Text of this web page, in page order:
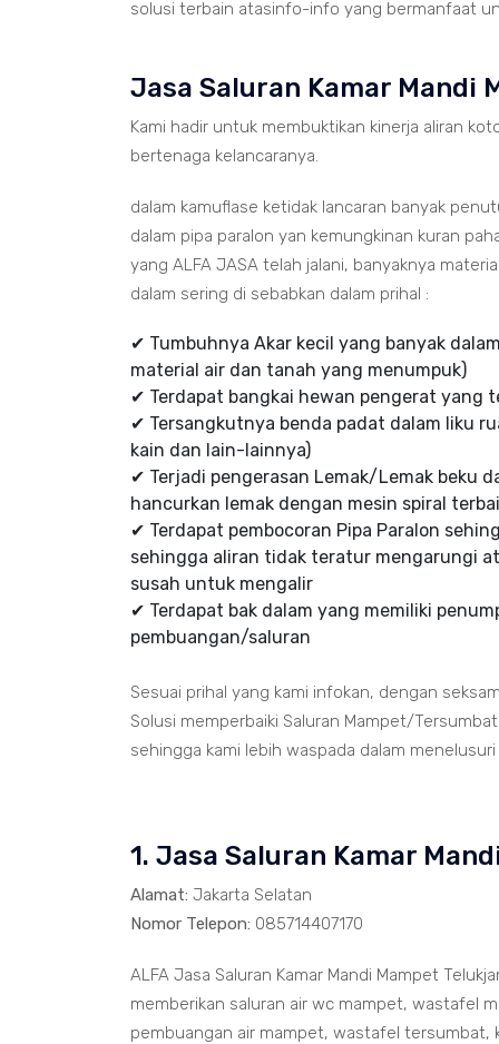
solusi terbain atasinfo-info yang bermanfaat
Jasa Saluran Kamar Mandi
Kami hadir untuk membuktikan kinerja aliran
bertenaga kelancaranya.
dalam kamuflase ketidak lancaran banyak
dalam pipa paralon yan kemungkinan kuran
yang ALFA JASA telah jalani, banyaknya
dalam sering di sebabkan dalam prihal :
✔ Tumbuhnya Akar kecil yang banyak
material air dan tanah yang menumpuk)
✔ Terdapat bangkai hewan pengerat yang
✔ Tersangkutnya benda padat dalam liku
kain dan lain-lainnya)
✔ Terjadi pengerasan Lemak/Lemak beku
hancurkan lemak dengan mesin spiral
✔ Terdapat pembocoran Pipa Paralon
sehingga aliran tidak teratur mengarungi
susah untuk mengalir
✔ Terdapat bak dalam yang memiliki
pembuangan/saluran
Sesuai prihal yang kami infokan, dengan
Solusi memperbaiki Saluran Mampet/
sehingga kami lebih waspada dalam
1. Jasa Saluran Kamar
Alamat: Jakarta Selatan
Nomor Telepon: 085714407170
ALFA Jasa Saluran Kamar Mandi Mampet
memberikan saluran air wc mampet, wastafel
pembuangan air mampet, wastafel